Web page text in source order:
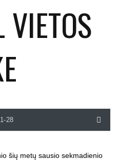
VIETOS
28
šių metų sausio sekmadienio